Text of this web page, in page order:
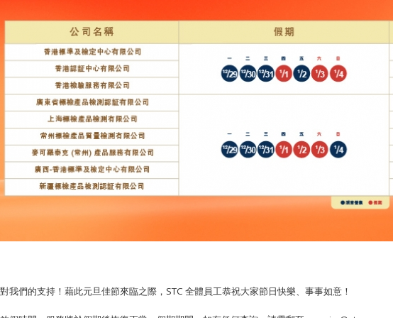
我們的支持！藉此元旦佳節來臨之際，STC 全體員工恭祝大家節日快樂、事事如意！